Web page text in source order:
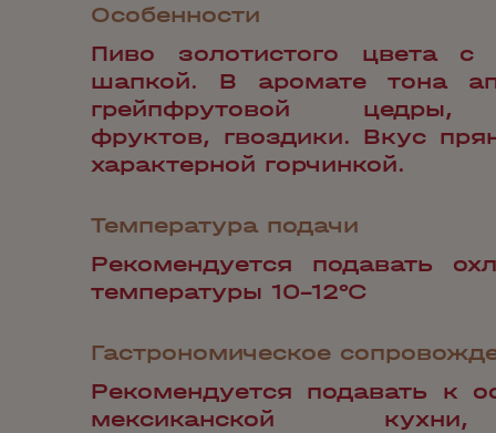
Особенности
Пиво золотистого цвета с
шапкой. В аромате тона
грейпфрутовой цедры,
фруктов, гвоздики. Вкус
характерной горчинкой.
Температура подачи
Рекомендуется подавать
температуры 10-12°С
Гастрономическое
Рекомендуется подавать к
мексиканской